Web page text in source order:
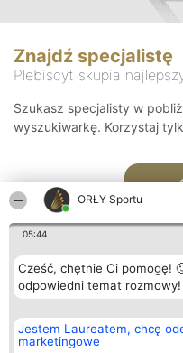
ORŁY Sportu
05:44
Cześć, chętnie Ci pomogę!
odpowiedni temat rozmowy!
Jestem Laureatem, chcę
marketingowe
Znajdź specjalistę
Plebiscyt skupia
Szukasz specjalisty w
wyszukiwarkę. Korzystaj
Organizator plebiscytu
Bright Side Solutions sp. z o.
o. sp. k.